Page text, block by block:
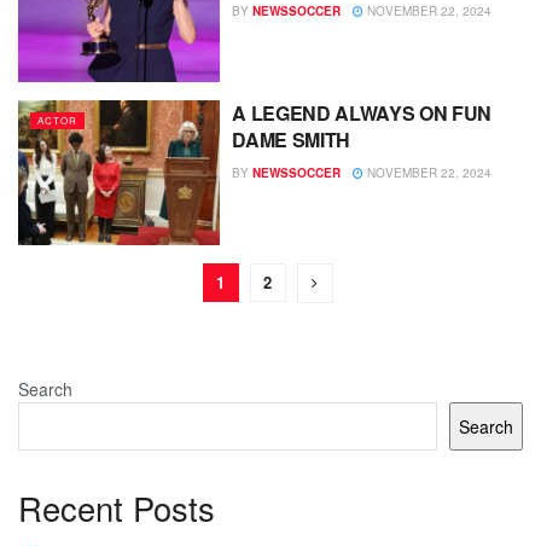
BY NEWSSOCCER NOVEMBER 22, 2024
ACTOR
A LEGEND ALWAYS ON FUN
DAME SMITH
BY NEWSSOCCER NOVEMBER 22, 2024
1 2
Search
Search
Recent Posts